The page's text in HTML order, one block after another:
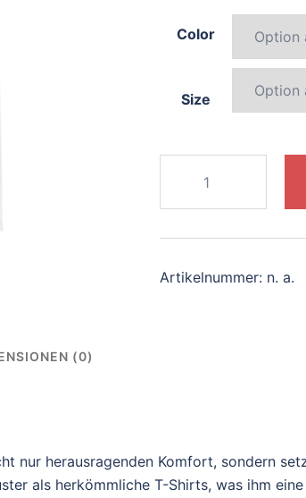
Color
Size
charming-
koala
Menge
Artikelnummer: n. a.
(0)
nur herausragenden Komfort, sondern
als herkömmliche T-Shirts, was ihm